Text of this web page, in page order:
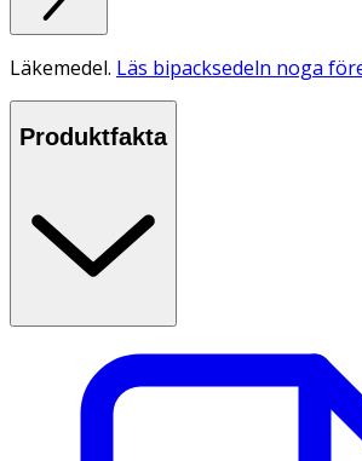
Läkemedel. Läs bipacksedeln noga
Produktfakta